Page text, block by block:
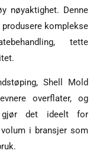
nøyaktighet. Denne
komplekse
tette
Shell Mold
overflater, og
gjør det ideelt for
i bransjer som